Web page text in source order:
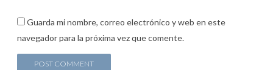
Guarda mi nombre, correo electrónico y web en este
navegador para la próxima vez que comente.